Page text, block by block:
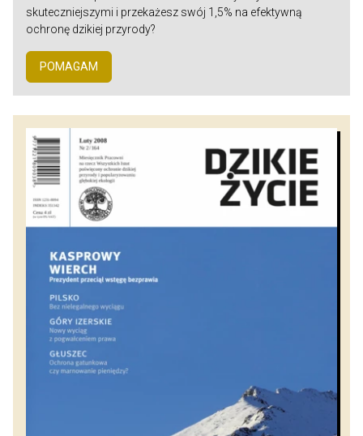
skuteczniejszymi i przekażesz swój 1,5% na efektywną
ochronę dzikiej przyrody?
POMAGAM